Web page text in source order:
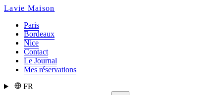
Lavie Maison
Paris
Bordeaux
Nice
Contact
Le Journal
Mes réservations
FR